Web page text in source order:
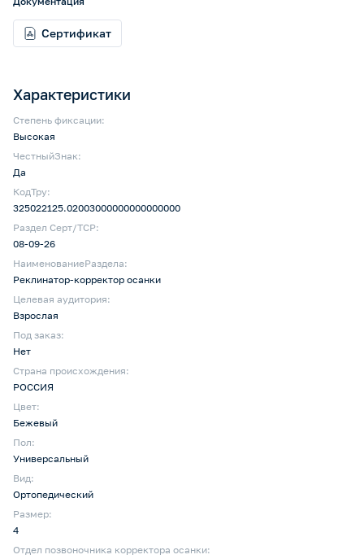
Характеристики
Степень фиксации:
Высокая
ЧестныйЗнак:
Да
КодТру:
325022125.02003000000000000000
Раздел Серт/ТСР:
08-09-26
НаименованиеРаздела:
Реклинатор-корректор осанки
Целевая аудитория:
Взрослая
Под заказ:
Нет
Страна происхождения:
РОССИЯ
Цвет:
Бежевый
Пол:
Универсальный
Вид:
Ортопедический
Размер:
4
Отдел позвоночника корректора осанки:
Сертификат